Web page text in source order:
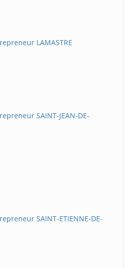
LAMASTRE
SAINT-JEAN-DE-
SAINT-ETIENNE-DE-